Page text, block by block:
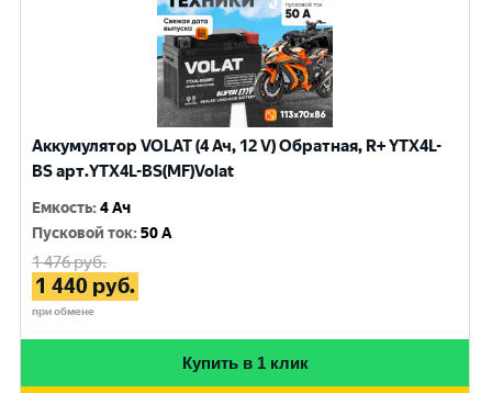
Аккумулятор VOLAT (4 Ач, 12 V) Обратная, R+ YTX4L-
BS арт.YTX4L-BS(MF)Volat
Емкость:4 Ач
Пусковой ток:50 A
1 476руб.
1 440 руб.
при обмене
Купить в 1 клик